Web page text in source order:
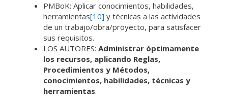
PMBoK: Aplicar conocimientos, habilidades,
herramientas[10] y técnicas a las actividades
de un trabajo/obra/proyecto, para satisfacer
sus requisitos.
LOS AUTORES: Administrar óptimamente
los recursos, aplicando Reglas,
Procedimientos y Métodos,
conocimientos, habilidades, técnicas y
herramientas.